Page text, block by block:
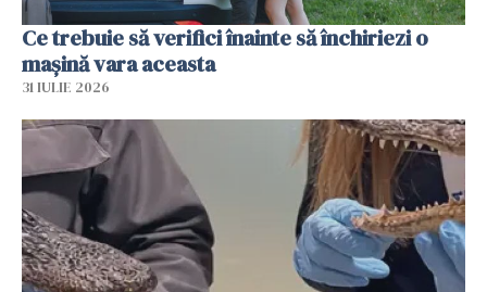
Ce trebuie să verifici înainte să închiriezi o
mașină vara aceasta
31 IULIE 2026